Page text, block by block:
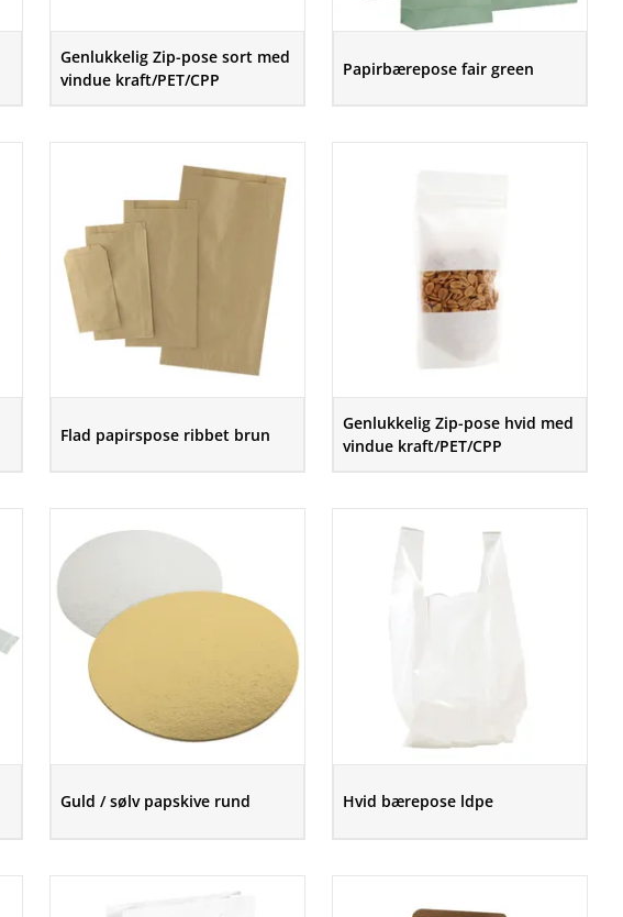
Genlukkelig Zip-pose sort med
vindue kraft/PET/CPP
Papirbærepose fair green
Flad papirspose ribbet brun
Genlukkelig Zip-pose hvid med
vindue kraft/PET/CPP
Guld / sølv papskive rund Hvid bærepose ldpe